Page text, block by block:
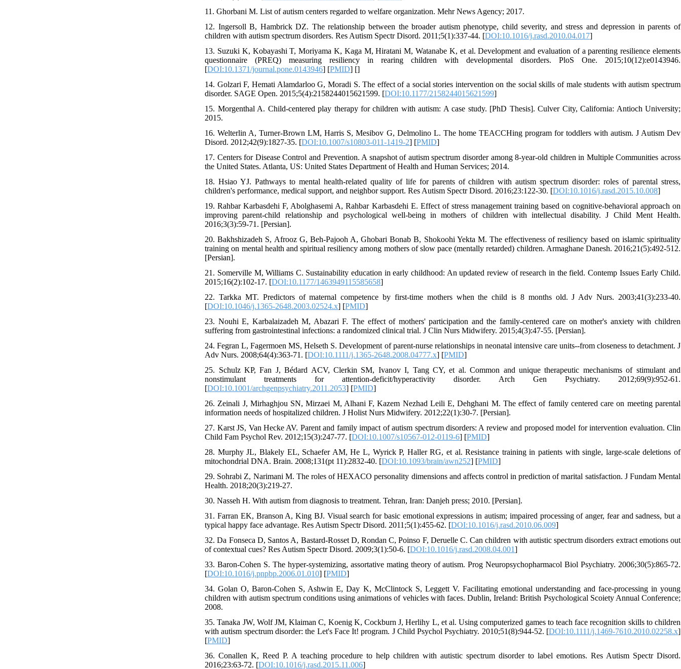
11. Ghorbani M. List of autism centers regarded to welfare organization. Mehr News Agency; 2017.
12. Ingersoll B, Hambrick DZ. The relationship between the broader autism phenotype, child severity, and stress and depression in parents of
children with autism spectrum disorders. Res Autism Spectr Disord. 2011;5(1):337-44. [DOI:10.1016/j.rasd.2010.04.017]
13. Suzuki K, Kobayashi T, Moriyama K, Kaga M, Hiratani M, Watanabe K, et al. Development and evaluation of a parenting resilience elements
questionnaire (PREQ) measuring resiliency in rearing children with developmental disorders. PloS One. 2015;10(12):e0143946.
[DOI:10.1371/journal.pone.0143946] [PMID] []
14. Golzari F, Hemati Alamdarloo G, Moradi S. The effect of a social stories intervention on the social skills of male students with autism spectrum
disorder. SAGE Open. 2015;5(4):2158244015621599. [DOI:10.1177/2158244015621599]
15. Morgenthal A. Child-centered play therapy for children with autism: A case study. [PhD Thesis]. Culver City, California: Antioch University;
2015.
16. Welterlin A, Turner-Brown LM, Harris S, Mesibov G, Delmolino L. The home TEACCHing program for toddlers with autism. J Autism Dev
Disord. 2012;42(9):1827-35. [DOI:10.1007/s10803-011-1419-2] [PMID]
17. Centers for Disease Control and Prevention. A snapshot of autism spectrum disorder among 8-year-old children in Multiple Communities across
the United States. Atlanta, US: United States Department of Health and Human Services; 2014.
18. Hsiao YJ. Pathways to mental health-related quality of life for parents of children with autism spectrum disorder: roles of parental stress,
children's performance, medical support, and neighbor support. Res Autism Spectr Disord. 2016;23:122-30. [DOI:10.1016/j.rasd.2015.10.008]
19. Rahbar Karbasdehi F, Abolghasemi A, Rahbar Karbasdehi E. Effect of stress management training based on cognitive-behavioral approach on
improving parent-child relationship and psychological well-being in mothers of children with intellectual disability. J Child Ment Health.
2016;3(3):59-71. [Persian].
20. Bakhshizadeh S, Afrooz G, Beh-Pajooh A, Ghobari Bonab B, Shokoohi Yekta M. The effectiveness of resiliency based on islamic spirituality
training on mental health and spiritual resiliency among mothers of slow pace (mentally retarded) children. Armaghane Danesh. 2016;21(5):492-512.
[Persian].
21. Somerville M, Williams C. Sustainability education in early childhood: An updated review of research in the field. Contemp Issues Early Child.
2015;16(2):102-17. [DOI:10.1177/1463949115585658]
22. Tarkka MT. Predictors of maternal competence by first‐time mothers when the child is 8 months old. J Adv Nurs. 2003;41(3):233-40.
[DOI:10.1046/j.1365-2648.2003.02524.x] [PMID]
23. Nouhi E, Karbalaizadeh M, Abazari F. The effect of mothers' participation and the family-centered care on mother's anxiety with children
suffering from gastrointestinal infections: a randomized clinical trial. J Clin Nurs Midwifery. 2015;4(3):47-55. [Persian].
24. Fegran L, Fagermoen MS, Helseth S. Development of parent-nurse relationships in neonatal intensive care units--from closeness to detachment. J
Adv Nurs. 2008;64(4):363-71. [DOI:10.1111/j.1365-2648.2008.04777.x] [PMID]
25. Schulz KP, Fan J, Bédard ACV, Clerkin SM, Ivanov I, Tang CY, et al. Common and unique therapeutic mechanisms of stimulant and
nonstimulant treatments for attention-deficit/hyperactivity disorder. Arch Gen Psychiatry. 2012;69(9):952-61.
[DOI:10.1001/archgenpsychiatry.2011.2053] [PMID]
26. Zeinali J, Mirhaghjou SN, Mirzaei M, Alhani F, Kazem Nezhad Leili E, Dehghani M. The effect of family centered care on meeting parental
information needs of‎ hospitalized children. J Holist Nurs Midwifery. 2012;22(1):30-7. [Persian].
27. Karst JS, Van Hecke AV. Parent and family impact of autism spectrum disorders: A review and proposed model for intervention evaluation. Clin
Child Fam Psychol Rev. 2012;15(3):247-77. [DOI:10.1007/s10567-012-0119-6] [PMID]
28. Murphy JL, Blakely EL, Schaefer AM, He L, Wyrick P, Haller RG, et al. Resistance training in patients with single, large-scale deletions of
mitochondrial DNA. Brain. 2008;131(pt 11):2832-40. [DOI:10.1093/brain/awn252] [PMID]
29. Sohrabi Z, Narimani M. The roles of HEXACO personality dimensions and affects control in prediction of marital satisfaction. J Fundam Mental
Health. 2018;20(3):219-27.
30. Nasseh H. With autism from diagnosis to treatment. Tehran, Iran: Danjeh press; 2010. [Persian].
31. Farran EK, Branson A, King BJ. Visual search for basic emotional expressions in autism; impaired processing of anger, fear and sadness, but a
typical happy face advantage. Res Autism Spectr Disord. 2011;5(1):455-62. [DOI:10.1016/j.rasd.2010.06.009]
32. Da Fonseca D, Santos A, Bastard-Rosset D, Rondan C, Poinso F, Deruelle C. Can children with autistic spectrum disorders extract emotions out
of contextual cues? Res Autism Spectr Disord. 2009;3(1):50-6. [DOI:10.1016/j.rasd.2008.04.001]
33. Baron-Cohen S. The hyper-systemizing, assortative mating theory of autism. Prog Neuropsychopharmacol Biol Psychiatry. 2006;30(5):865-72.
[DOI:10.1016/j.pnpbp.2006.01.010] [PMID]
34. Golan O, Baron-Cohen S, Ashwin E, Day K, McClintock S, Leggett V. Facilitating emotional understanding and face-processing in young
children with autism spectrum conditions using animations of vehicles with faces. Dublin, Ireland: British Psychological Scoiety Annual Conference;
2008.
35. Tanaka JW, Wolf JM, Klaiman C, Koenig K, Cockburn J, Herlihy L, et al. Using computerized games to teach face recognition skills to children
with autism spectrum disorder: the Let's Face It! program. J Child Psychol Psychiatry. 2010;51(8):944-52. [DOI:10.1111/j.1469-7610.2010.02258.x]
[PMID]
36. Conallen K, Reed P. A teaching procedure to help children with autistic spectrum disorder to label emotions. Res Autism Spectr Disord.
2016;23:63-72. [DOI:10.1016/j.rasd.2015.11.006]